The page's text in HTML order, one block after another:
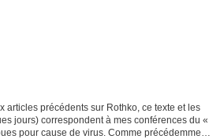
articles précédents sur Rothko, ce texte et les
jours) correspondent à mes conférences du «
pour cause de virus. Comme précédemment,